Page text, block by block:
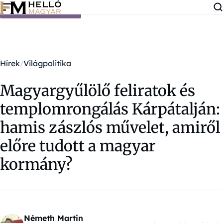
Ugrás a tartalomra
Hírek Világpolitika
Magyargyűlölő feliratok és
templomrongálás Kárpátalján:
hamis zászlós művelet, amiről
előre tudott a magyar
kormány?
Németh Martin